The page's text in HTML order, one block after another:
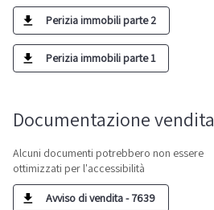
Perizia immobili parte 2
Perizia immobili parte 1
Documentazione vendita
Alcuni documenti potrebbero non essere
ottimizzati per l'accessibilità
Avviso di vendita - 7639